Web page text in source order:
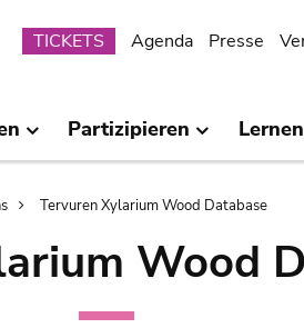
Submenu
TICKETS Agenda Presse
Partizipieren Lernen
Tervuren Xylarium Wood Database
Wood